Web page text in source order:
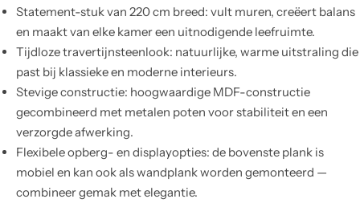
Statement-stuk van 220 cm breed: vult muren, creëert balans
en maakt van elke kamer een uitnodigende leefruimte.
Tijdloze travertijnsteenlook: natuurlijke, warme uitstraling die
past bij klassieke en moderne interieurs.
Stevige constructie: hoogwaardige MDF-constructie
gecombineerd met metalen poten voor stabiliteit en een
verzorgde afwerking.
Flexibele opberg- en displayopties: de bovenste plank is
mobiel en kan ook als wandplank worden gemonteerd —
combineer gemak met elegantie.